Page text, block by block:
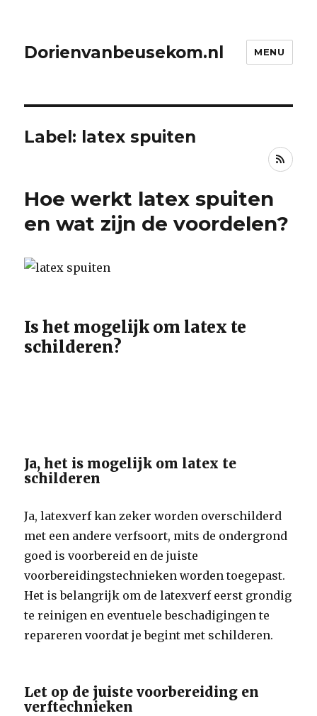
Dorienvanbeusekom.nl MENU
Label: latex spuiten
RSS
Hoe werkt latex spuiten
en wat zijn de voordelen?
Is het mogelijk om latex te
schilderen?
Ja, het is mogelijk om latex te
schilderen
Ja, latexverf kan zeker worden overschilderd
met een andere verfsoort, mits de ondergrond
goed is voorbereid en de juiste
voorbereidingstechnieken worden toegepast.
Het is belangrijk om de latexverf eerst grondig
te reinigen en eventuele beschadigingen te
repareren voordat je begint met schilderen.
Let op de juiste voorbereiding en
verftechnieken